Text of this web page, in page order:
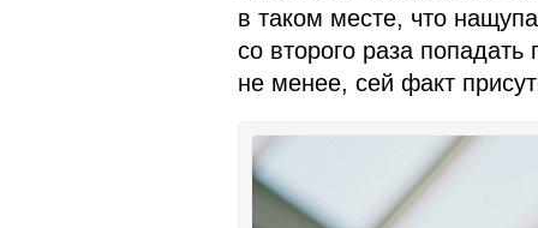
в таком месте, что
со второго раза
не менее, сей факт